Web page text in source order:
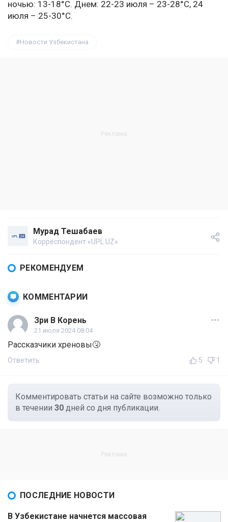
ночью: 13-18°C. Днем: 22-23 июля – 23-28°C, 24
июля – 25-30°C.
Новости Узбекистана
Мурад Тешабаев
Корреспондент «UPL.UZ»
РЕКОМЕНДУЕМ
КОММЕНТАРИИ
Зри В Корень
21 июля 2024 08:04
Рассказчики хреновы🤧
Ответить 5 1
Комментировать статьи на сайте возможно только
в течении 30 дней со дня публикации.
ПОСЛЕДНИЕ НОВОСТИ
В Узбекистане начнется массовая